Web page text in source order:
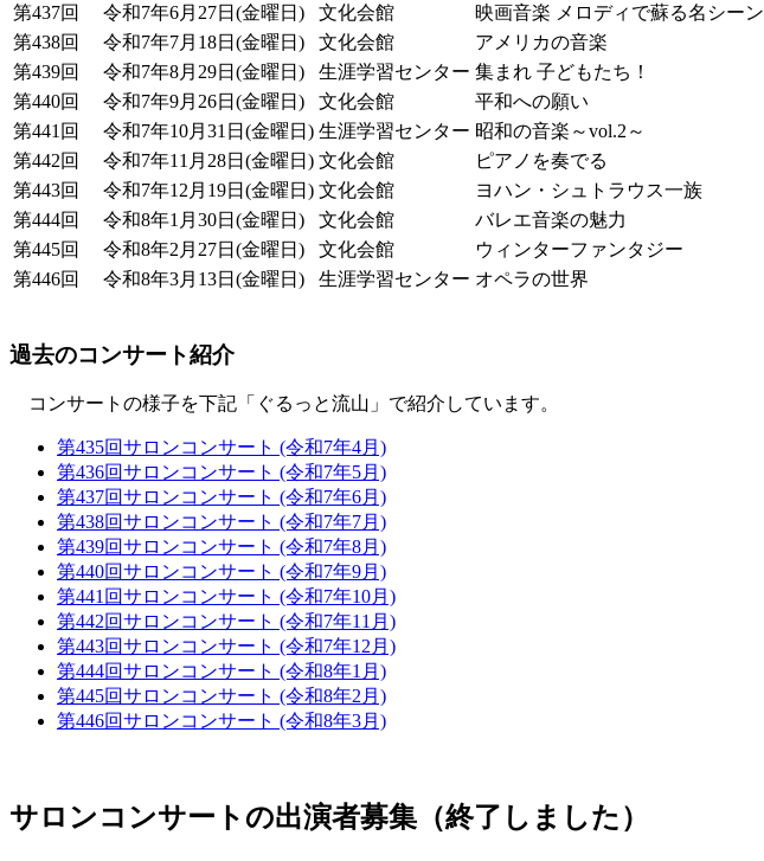
第437回
令和7年6月27日(金曜日) 文化会館
映画音楽 メロディで蘇る名シーン
第438回
令和7年7月18日(金曜日) 文化会館
アメリカの音楽
第439回
令和7年8月29日(金曜日) 生涯学習センター 集まれ 子どもたち！
第440回
令和7年9月26日(金曜日) 文化会館
平和への願い
第441回
令和7年10月31日(金曜日) 生涯学習センター 昭和の音楽～vol.2～
第442回
令和7年11月28日(金曜日) 文化会館
ピアノを奏でる
第443回
令和7年12月19日(金曜日) 文化会館
ヨハン・シュトラウス一族
第444回
令和8年1月30日(金曜日) 文化会館
バレエ音楽の魅力
第445回
令和8年2月27日(金曜日) 文化会館
ウィンターファンタジー
第446回
令和8年3月13日(金曜日) 生涯学習センター オペラの世界
過去のコンサート紹介
コンサートの様子を下記「ぐるっと流山」で紹介しています。
第435回サロンコンサート (令和7年4月)
第436回サロンコンサート (令和7年5月)
第437回サロンコンサート (令和7年6月)
第438回サロンコンサート (令和7年7月)
第439回サロンコンサート (令和7年8月)
第440回サロンコンサート (令和7年9月)
第441回サロンコンサート (令和7年10月)
第442回サロンコンサート (令和7年11月)
第443回サロンコンサート (令和7年12月)
第444回サロンコンサート (令和8年1月)
第445回サロンコンサート (令和8年2月)
第446回サロンコンサート (令和8年3月)
サロンコンサートの出演者募集（終了しました）